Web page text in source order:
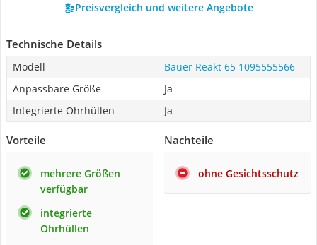
Preisvergleich und weitere Angebote
Technische Details
Modell
Bauer Reakt 65 1095555566
Anpassbare Größe
Ja
Integrierte Ohrhüllen
Ja
Vorteile
mehrere Größen
verfügbar
integrierte
Ohrhüllen
Nachteile
ohne Gesichtsschutz